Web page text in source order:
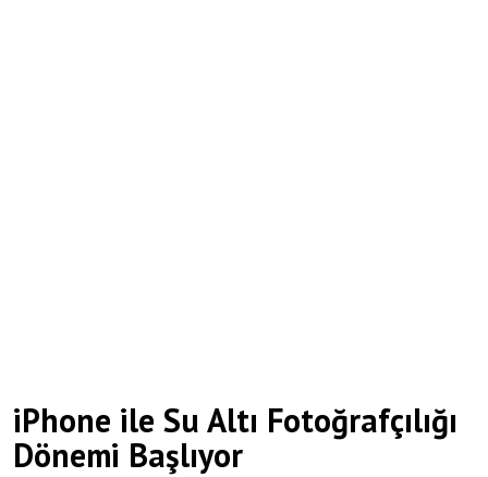
iPhone ile Su Altı Fotoğrafçılığı
Dönemi Başlıyor